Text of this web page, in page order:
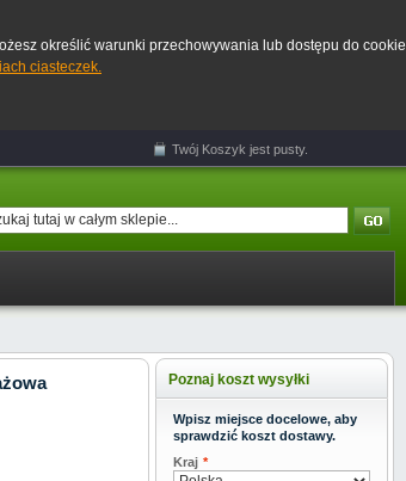
określić warunki przechowywania lub dostępu do cookie
ciasteczek.
Twój Koszyk jest pusty.
Poznaj koszt wysyłki
Wpisz miejsce docelowe, aby
sprawdzić koszt dostawy.
*
Kraj